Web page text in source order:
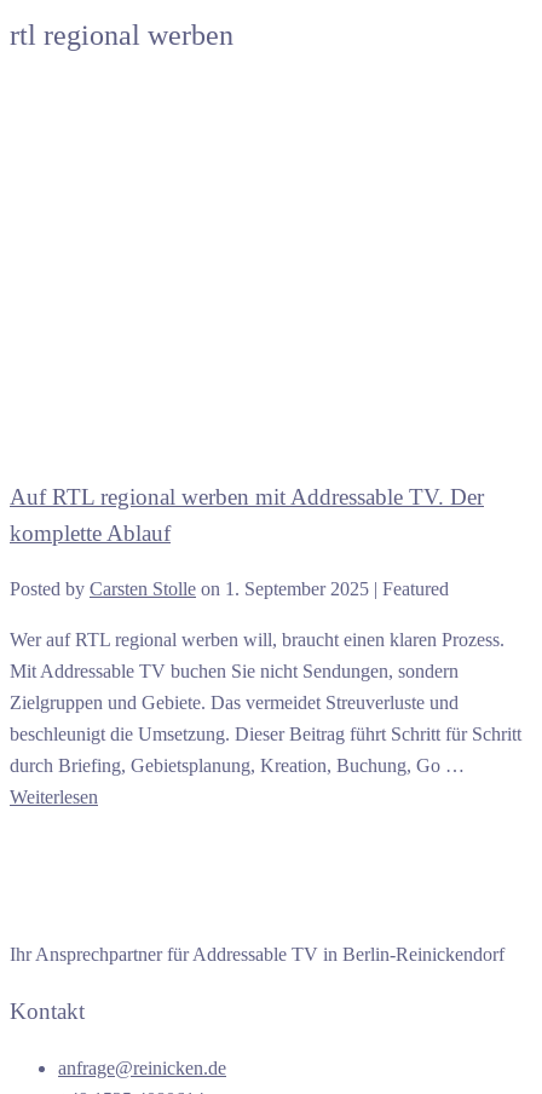
rtl regional werben
Auf RTL regional werben mit Addressable TV. Der
komplette Ablauf
Posted by Carsten Stolle on 1. September 2025 | Featured
Wer auf RTL regional werben will, braucht einen klaren Prozess.
Mit Addressable TV buchen Sie nicht Sendungen, sondern
Zielgruppen und Gebiete. Das vermeidet Streuverluste und
beschleunigt die Umsetzung. Dieser Beitrag führt Schritt für Schritt
durch Briefing, Gebietsplanung, Kreation, Buchung, Go …
Weiterlesen
Ihr Ansprechpartner für Addressable TV in Berlin-Reinickendorf
Kontakt
anfrage@reinicken.de